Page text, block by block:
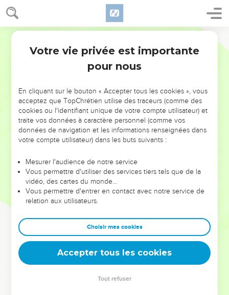
NE MANQUEZ PAS L’ÉVÉNEMENT
DE L’ANNÉE !
ET SI LEURS ERREURS POUVAIENT VOUS ÉVITER LES
VOTRES ?
leur foi ou leur vision. Mais on voit moins les doutes, les erreurs
et les saisons difficiles qu'ils ont traversés, alors même que ce
sont elles qui les ont façonnés.
Dans cette conférence, leaders, entrepreneurs, et responsables
clés pour avancer avec plus de sagesse afin que leurs erreurs
deviennent vos tremplins. Que vous guidiez un ministère, une
équipe, un groupe ou une famille, leur expérience est faite
Votre vie privée est importante
pour nous
En cliquant sur le bouton « Accepter tous les cookies », vous
acceptez que TopChrétien utilise des traceurs (comme des
cookies ou l'identifiant unique de votre compte utilisateur) et
traite vos données à caractère personnel (comme vos
données de navigation et les informations renseignées dans
votre compte utilisateur) dans les buts suivants :
Mesurer l'audience de notre service
Vous permettre d'utiliser des services tiers tels que de la
vidéo, des cartes du monde…
Vous permettre d'entrer en contact avec notre service de
relation aux utilisateurs.
Choisir mes cookies
Accepter tous les cookies
Tout refuser